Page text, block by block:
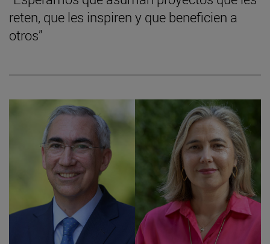
reten, que les inspiren y que beneficien a
otros”